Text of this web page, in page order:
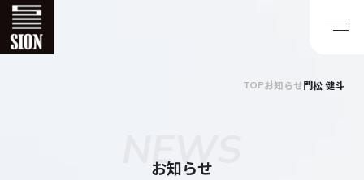
TOPお知らせ門松 健斗
NEWS
お知らせ